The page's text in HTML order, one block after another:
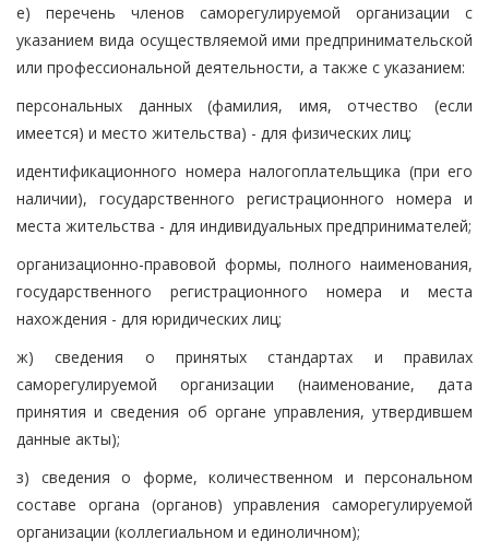
е) перечень членов саморегулируемой организации с
указанием вида осуществляемой ими предпринимательской
или профессиональной деятельности, а также с указанием:
персональных данных (фамилия, имя, отчество (если
имеется) и место жительства) - для физических лиц;
идентификационного номера налогоплательщика (при его
наличии), государственного регистрационного номера и
места жительства - для индивидуальных предпринимателей;
организационно-правовой формы, полного наименования,
государственного регистрационного номера и места
нахождения - для юридических лиц;
ж) сведения о принятых стандартах и правилах
саморегулируемой организации (наименование, дата
принятия и сведения об органе управления, утвердившем
данные акты);
з) сведения о форме, количественном и персональном
составе органа (органов) управления саморегулируемой
организации (коллегиальном и единоличном);